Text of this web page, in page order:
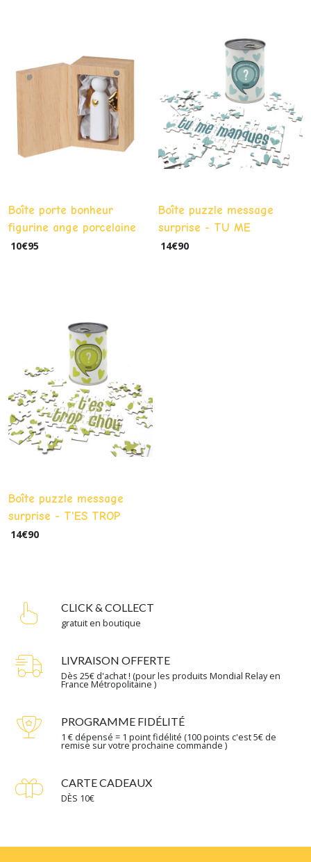
Boîte porte bonheur
figurine ange porcelaine
Rader RÄDER - Luck to go
10€95
Boîte puzzle message
surprise - TU ME
MANQUES
14€90
Boîte puzzle message
surprise - T'ES TROP
CHOU
14€90
CLICK & COLLECT
gratuit en boutique
LIVRAISON OFFERTE
Dès 25€ d'achat ! (pour les produits Mondial Relay en
France Métropolitaine )
PROGRAMME FIDÉLITÉ
1 € dépensé = 1 point fidélité (100 points c'est 5€ de
remise sur votre prochaine commande )
CARTE CADEAUX
DÈS 10€